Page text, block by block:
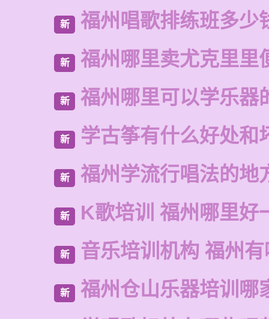
新 福州唱歌排练班多少
新 福州哪里卖尤克里里
新 福州哪里可以学乐器
新 学古筝有什么好处和
新 福州学流行唱法的地
新 K歌培训 福州哪里好
新 音乐培训机构 福州
新 福州仓山乐器培训哪